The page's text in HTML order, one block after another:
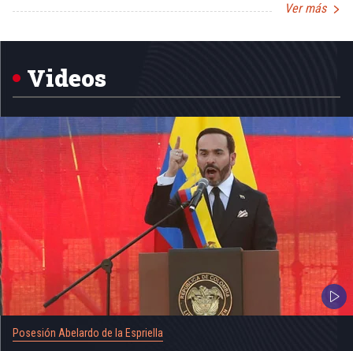
Ver más
1
Videos
Posesión Abelardo de la Espriella